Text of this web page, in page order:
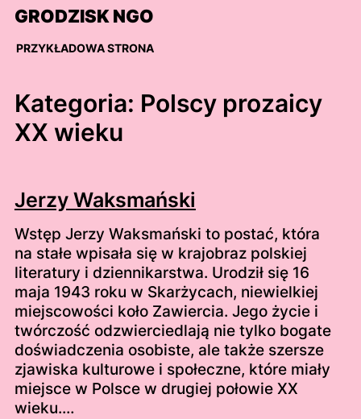
Skip
content
GRODZISK NGO
PRZYKŁADOWA STRONA
Kategoria: Polscy prozaicy
XX wieku
Jerzy Waksmański
Wstęp Jerzy Waksmański to postać, która
na stałe wpisała się w krajobraz polskiej
literatury i dziennikarstwa. Urodził się 16
maja 1943 roku w Skarżycach, niewielkiej
miejscowości koło Zawiercia. Jego życie i
twórczość odzwierciedlają nie tylko bogate
doświadczenia osobiste, ale także szersze
zjawiska kulturowe i społeczne, które miały
miejsce w Polsce w drugiej połowie XX
wieku.…